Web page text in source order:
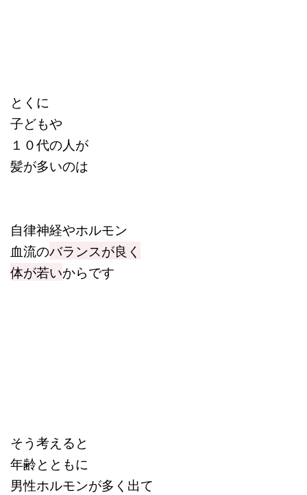
とくに
子どもや
１０代の人が
髪が多いのは
自律神経やホルモン
血流のバランスが良く
体が若いからです
そう考えると
年齢とともに
男性ホルモンが多く出て